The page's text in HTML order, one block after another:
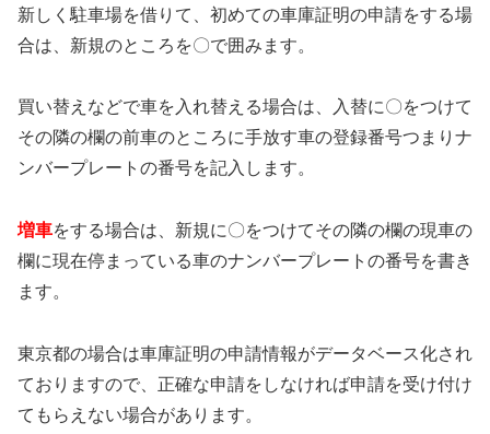
新しく駐車場を借りて、初めての車庫証明の申請をする場
合は、新規のところを〇で囲みます。
買い替えなどで車を入れ替える場合は、入替に〇をつけて
その隣の欄の前車のところに手放す車の登録番号つまりナ
ンバープレートの番号を記入します。
増車をする場合は、新規に〇をつけてその隣の欄の現車の
欄に現在停まっている車のナンバープレートの番号を書き
ます。
東京都の場合は車庫証明の申請情報がデータベース化され
ておりますので、正確な申請をしなければ申請を受け付け
てもらえない場合があります。